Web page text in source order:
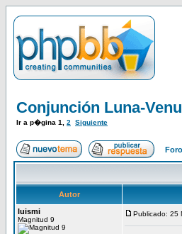
Conjunción Luna-
Ir a p�gina 1 2 Siguiente
Autor
luismi
Magnitud 9
Publicado: 25